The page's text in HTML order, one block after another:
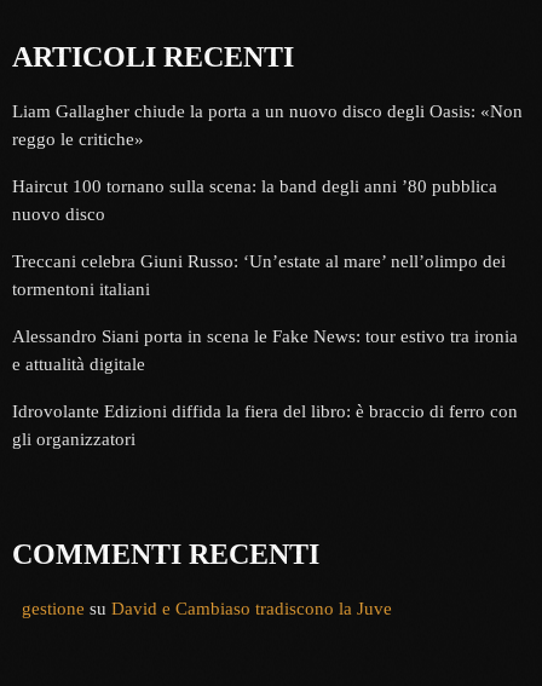
ARTICOLI RECENTI
Liam Gallagher chiude la porta a un nuovo disco degli Oasis: «Non
reggo le critiche»
Haircut 100 tornano sulla scena: la band degli anni ’80 pubblica
nuovo disco
Treccani celebra Giuni Russo: ‘Un’estate al mare’ nell’olimpo dei
tormentoni italiani
Alessandro Siani porta in scena le Fake News: tour estivo tra ironia
e attualità digitale
Idrovolante Edizioni diffida la fiera del libro: è braccio di ferro con
gli organizzatori
COMMENTI RECENTI
gestione su David e Cambiaso tradiscono la Juve